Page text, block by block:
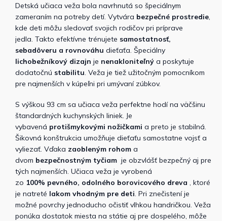
Detská učiaca veža bola navrhnutá so špeciálnym
zameraním na potreby detí. Vytvára bezpečné prostredie
kde deti môžu sledovať svojich rodičov pri príprave
jedla. Takto efektívne trénujete samostatnosť,
sebadôveru a rovnováhu dieťaťa. Špeciálny
lichobežníkový dizajn je nenakloniteľný a poskytuje
dodatočnú stabilitu . Veža je tiež užitočným pomocníkom
pre najmenších v kúpeľni pri umývaní zúbkov.
S výškou 93 cm sa učiaca veža perfektne hodí na väčšinu
štandardných kuchynských liniek. Je
vybavená protišmykovými nožičkami a preto je stabilná.
Šikovná konštrukcia umožňuje dieťaťu samostatne vojsť a
vyliezať. Vďaka zaobleným rohom a
dvom bezpečnostným tyčiam je obzvlášť bezpečný aj pre
tých najmenších. Učiaca veža je vyrobená
zo 100% pevného, ​​odolného borovicového dreva , ktoré
je natreté lakom vhodným pre deti . Pri znečistení je
možné povrchy jednoducho očistiť vlhkou handričkou. Veža
ponúka dostatok miesta na státie aj pre dospelého, môže